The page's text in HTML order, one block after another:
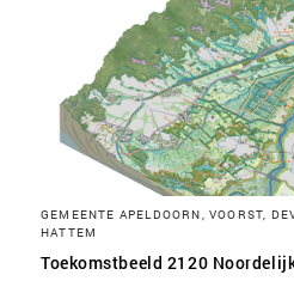
GEMEENTE APELDOORN, VOORST,
HATTEM
Toekomstbeeld 2120
SLA